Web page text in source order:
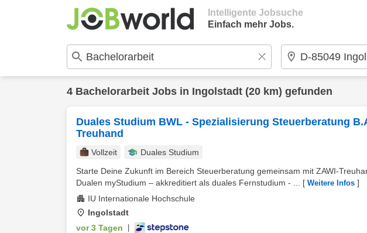
Intelligente Jobsuche
Einfach mehr Jobs.
4 Bachelorarbeit Jobs in Ingolstadt (20 km) gefunden
Duales Studium BWL - Spezialisierung Steuerberatung
Treuhand
Vollzeit
Duales Studium
Starte Deine Zukunft im Bereich Steuerberatung gemeinsam mit ZAWI-
Dualen myStudium – akkreditiert als duales Fernstudium - ...
[ Weitere Infos ]
IU Internationale Hochschule
Ingolstadt
vor 3 Tagen